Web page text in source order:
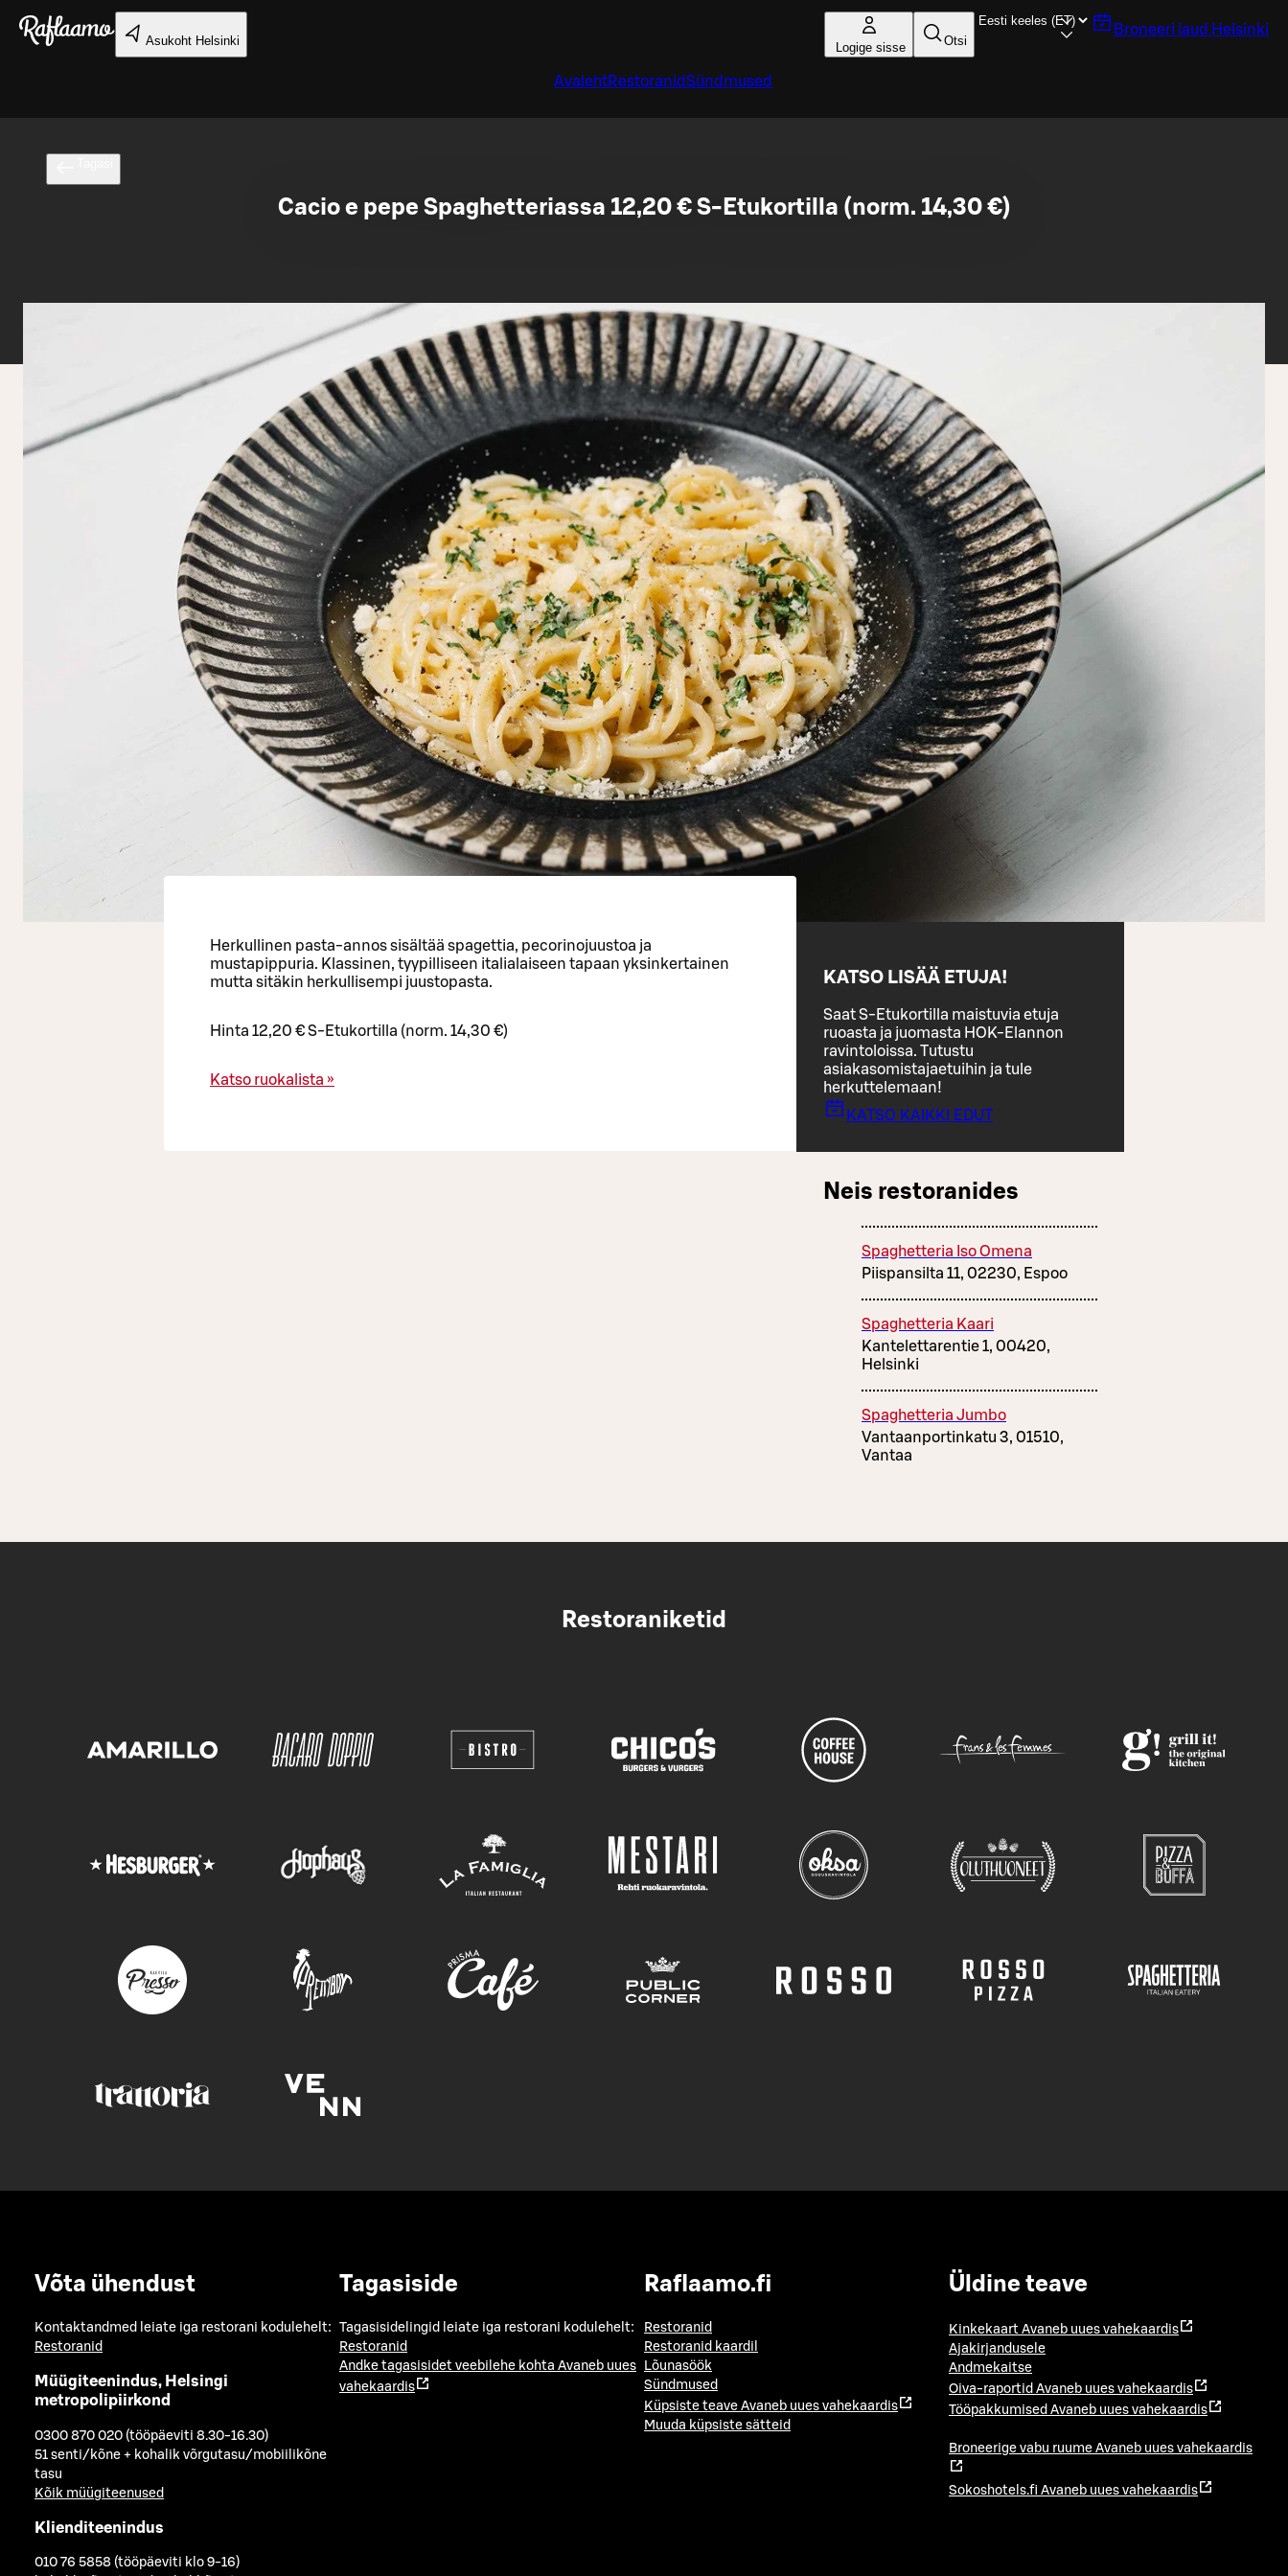
Liigu peamise sisu juurde
Asukoht Helsinki Logige sisse Otsi
Broneeri laud Helsinki
AvalehtRestoranidSündmused
Cacio e pepe Spaghetteriassa 12,20 € S-Etukortilla (norm. 14,30 €)
Herkullinen pasta-annos sisältää spagettia, pecorinojuustoa ja
mustapippuria. Klassinen, tyypilliseen italialaiseen tapaan yksinkertainen
mutta sitäkin herkullisempi juustopasta.
Hinta 12,20 € S-Etukortilla (norm. 14,30 €)
Katso ruokalista »
KATSO LISÄÄ ETUJA!
Saat S-Etukortilla maistuvia etuja
ruoasta ja juomasta HOK-Elannon
ravintoloissa. Tutustu
asiakasomistajaetuihin ja tule
herkuttelemaan!
KATSO KAIKKI EDUT
Neis restoranides
Spaghetteria Iso Omena
Piispansilta 11, 02230, Espoo
Spaghetteria Kaari
Kantelettarentie 1, 00420,
Helsinki
Spaghetteria Jumbo
Vantaanportinkatu 3, 01510,
Vantaa
Restoraniketid
Võta ühendust
Kontaktandmed leiate iga restorani kodulehelt:
Restoranid
Müügiteenindus, Helsingi
metropolipiirkond
0300 870 020 (tööpäeviti 8.30-16.30)
51 senti/kõne + kohalik võrgutasu/mobiilikõne
tasu
Kõik müügiteenused
Klienditeenindus
010 76 5858 (tööpäeviti klo 9-16)
Tagasiside
Tagasisidelingid leiate iga restorani kodulehelt:
Restoranid
Andke tagasisidet veebilehe kohta Avaneb uues
vahekaardis
Raflaamo.fi
Restoranid
Restoranid kaardil
Lõunasöök
Sündmused
Küpsiste teave Avaneb uues vahekaardis
Muuda küpsiste sätteid
Üldine teave
Kinkekaart Avaneb uues vahekaardis
Ajakirjandusele
Andmekaitse
Oiva-raportid Avaneb uues vahekaardis
Tööpakkumised Avaneb uues vahekaardis
Broneerige vabu ruume Avaneb uues vahekaardis
Sokoshotels.fi Avaneb uues vahekaardis